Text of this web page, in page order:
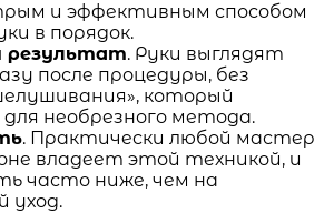
и эффективным способом
в порядок.
результат. Руки выглядят
после процедуры, без
который
необрезного метода.
. Практически любой мастер
владеет этой техникой, и
часто ниже, чем на
уход.